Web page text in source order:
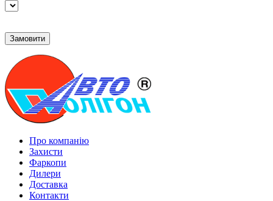
Про компанію
Захисти
Фаркопи
Дилери
Доставка
Контакти